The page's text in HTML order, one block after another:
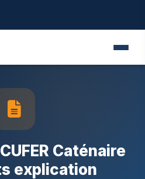
Caténaire
explication